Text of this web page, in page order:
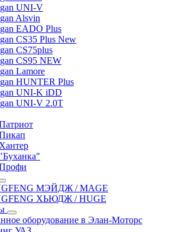
UNI-V
Alsvin
EADO Plus
CS35 Plus New
CS75plus
CS95 NEW
Lamore
HUNTER Plus
UNI-K iDD
UNI-V 2.0T
МЭЙДЖ / MAGE
ХЬЮДЖ / HUGE
оборудование в Элан-Моторс